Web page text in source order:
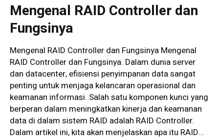
Mengenal RAID Controller dan
Fungsinya
Mengenal RAID Controller dan Fungsinya Mengenal
RAID Controller dan Fungsinya. Dalam dunia server
dan datacenter, efisiensi penyimpanan data sangat
penting untuk menjaga kelancaran operasional dan
keamanan informasi. Salah satu komponen kunci yang
berperan dalam meningkatkan kinerja dan keamanan
data di dalam sistem RAID adalah RAID Controller.
Dalam artikel ini, kita akan menjelaskan apa itu RAID...